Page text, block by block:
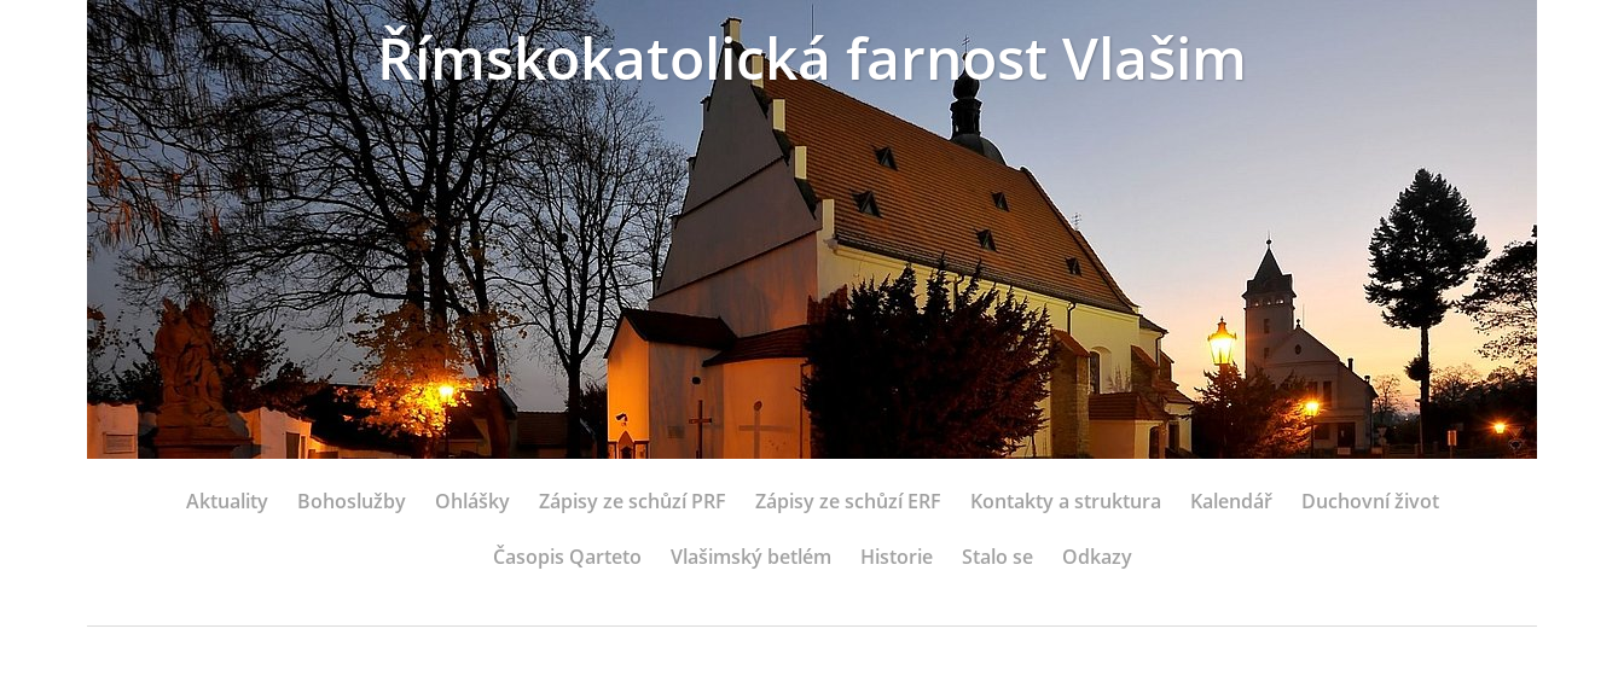
Římskokatolická farnost Vlašim
Aktuality Bohoslužby Ohlášky Zápisy ze schůzí PRF Zápisy ze schůzí ERF Kontakty a struktura Kalendář Duchovní život
Časopis Qarteto Vlašimský betlém Historie Stalo se Odkazy